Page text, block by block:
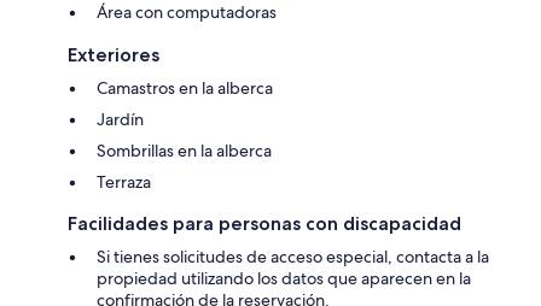
Área con computadoras
Exteriores
Camastros en la alberca
Jardín
Sombrillas en la alberca
Terraza
Facilidades para personas con discapacidad
Si tienes solicitudes de acceso especial, contacta a la
propiedad utilizando los datos que aparecen en la
confirmación de la reservación.